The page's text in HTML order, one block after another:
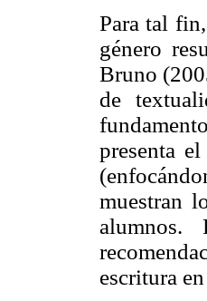
Para tal
género
Bruno
de
presenta
muestran
alumnos.
escritura